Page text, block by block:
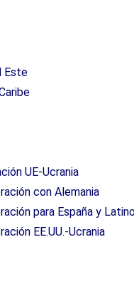
Este
UE-Ucrania
con Alemania
para España y
EE.UU.-Ucrania